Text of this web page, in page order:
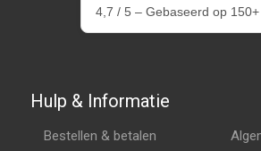
4,7 / 5 – Gebaseerd op
Hulp & Informatie
Bestellen & betalen